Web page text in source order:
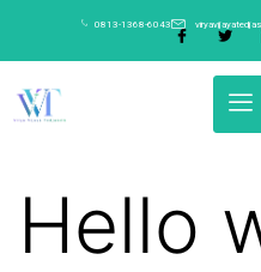
0813-1368-6043
Hello